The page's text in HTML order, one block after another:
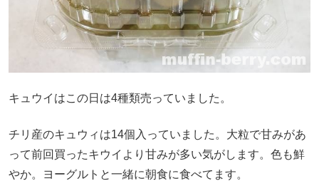
キュウイはこの日は4種類売っていました。
チリ産のキュウィは14個入っていました。大粒で甘みがあ
って前回買ったキウイより甘みが多い気がします。色も鮮
やか。ヨーグルトと一緒に朝食に食べてます。